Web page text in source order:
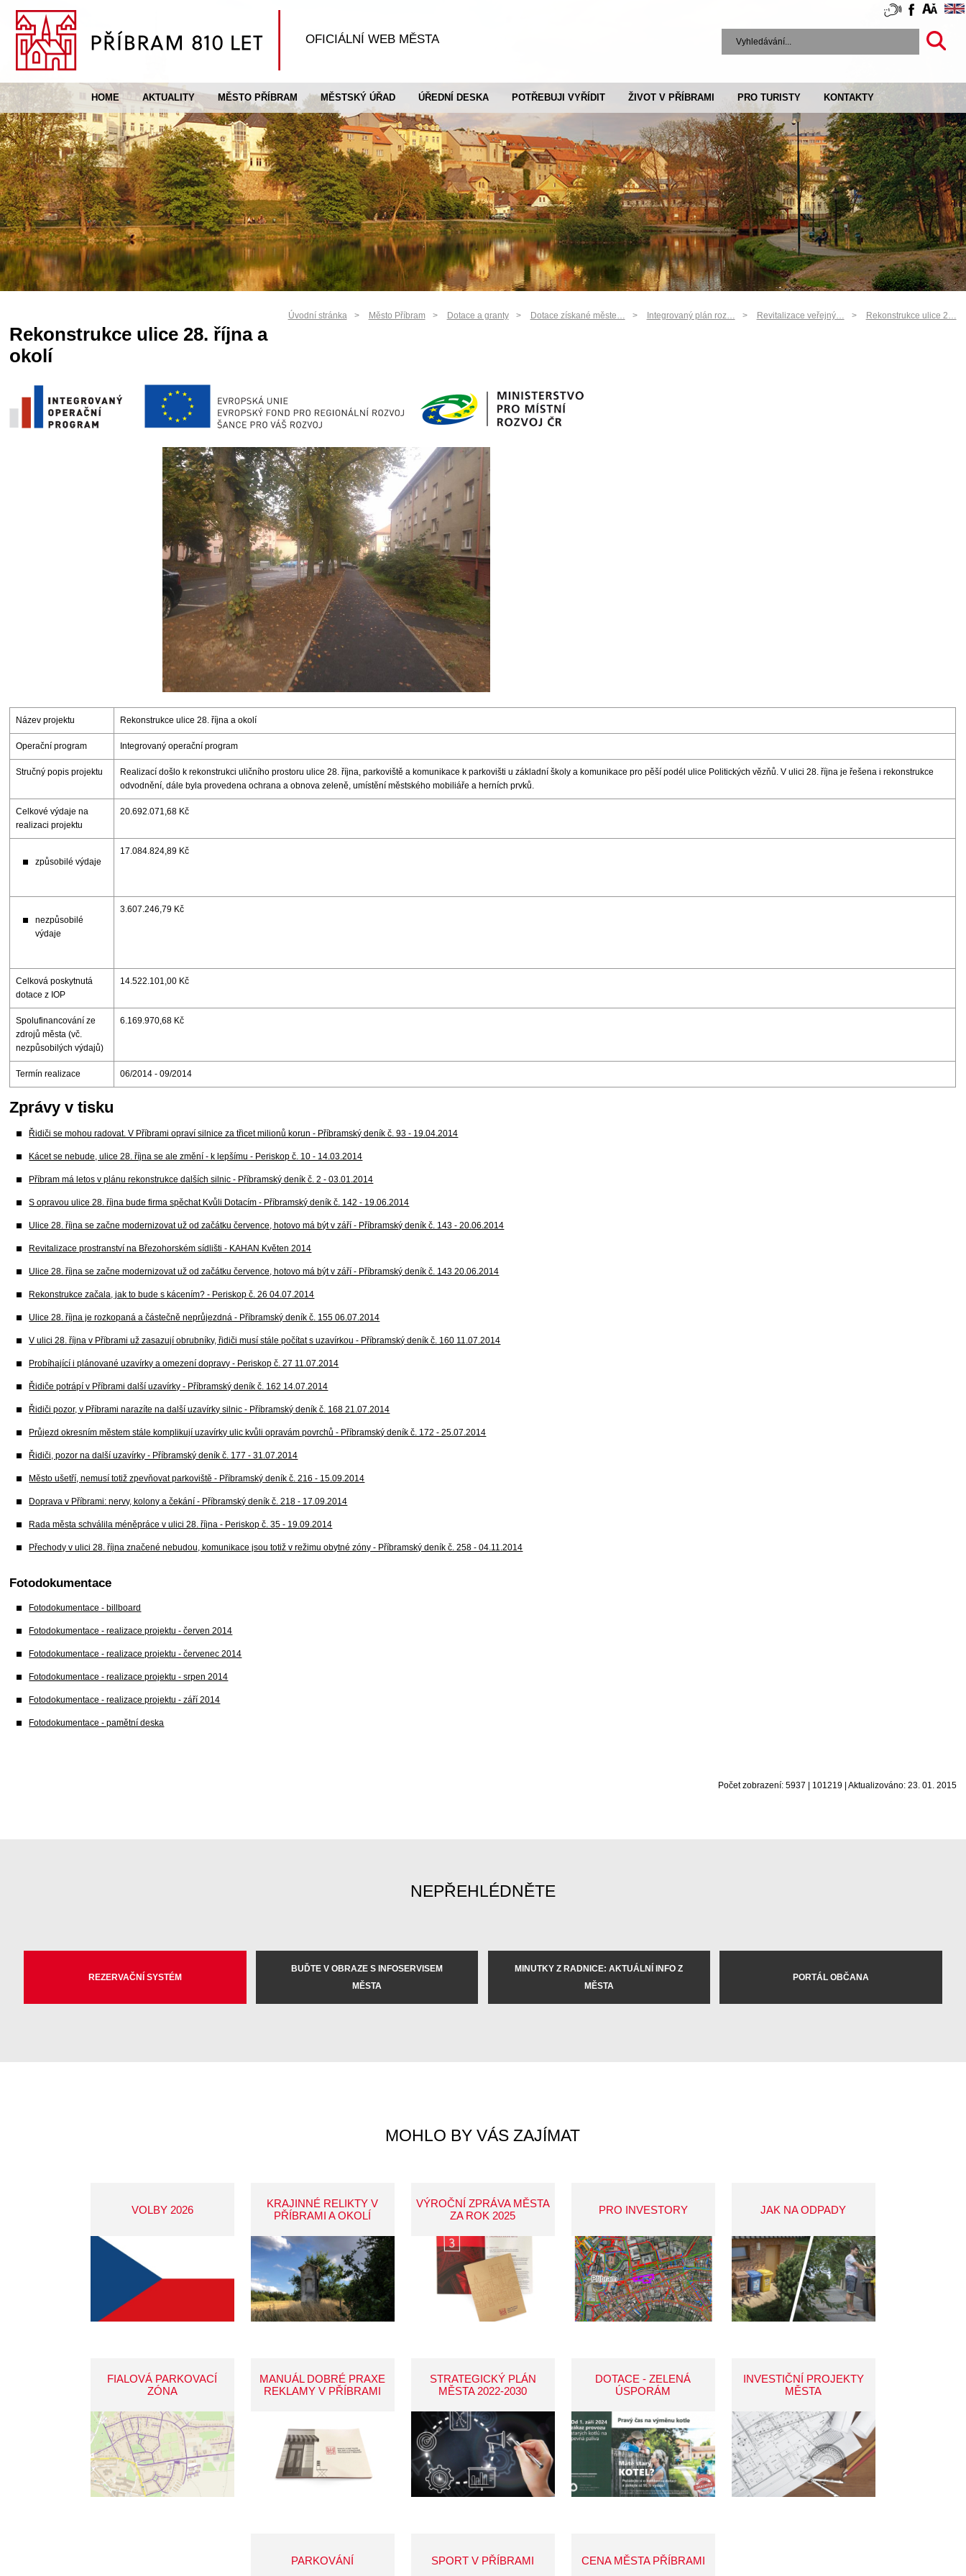
OFICIÁLNÍ WEB MĚSTA
HOME AKTUALITY MĚSTO PŘÍBRAM MĚSTSKÝ ÚŘAD ÚŘEDNÍ DESKA POTŘEBUJI VYŘÍDIT ŽIVOT V PŘÍBRAMI PRO TURISTY KONTAKTY
Úvodní stránka Město Příbram Dotace a granty Dotace získané měste… Integrovaný plán roz… Revitalizace veřejný… Rekonstrukce ulice 2…
Rekonstrukce ulice 28. října a
okolí
Název projektu Rekonstrukce ulice 28. října a okolí
Operační program Integrovaný operační program
Stručný popis projektu
Realizací došlo k rekonstrukci uličního prostoru ulice 28. října, parkoviště a komunikace k parkovišti u základní školy a komunikace pro pěší podél ulice Politických vězňů. V ulici 28. října je řešena i rekonstrukce
odvodnění, dále byla provedena ochrana a obnova zeleně, umístění městského mobiliáře a herních prvků.
Celkové výdaje na
realizaci projektu
20.692.071,68 Kč
způsobilé výdaje
17.084.824,89 Kč
nezpůsobilé
výdaje
3.607.246,79 Kč
Celková poskytnutá
dotace z IOP
14.522.101,00 Kč
Spolufinancování ze
zdrojů města (vč.
nezpůsobilých výdajů)
6.169.970,68 Kč
Termín realizace 06/2014 - 09/2014
Zprávy v tisku
Řidiči se mohou radovat. V Příbrami opraví silnice za třicet milionů korun - Příbramský deník č. 93 - 19.04.2014
Kácet se nebude, ulice 28. října se ale změní - k lepšímu - Periskop č. 10 - 14.03.2014
Příbram má letos v plánu rekonstrukce dalších silnic - Příbramský deník č. 2 - 03.01.2014
S opravou ulice 28. října bude firma spěchat Kvůli Dotacím - Příbramský deník č. 142 - 19.06.2014
Ulice 28. října se začne modernizovat už od začátku července, hotovo má být v září - Příbramský deník č. 143 - 20.06.2014
Revitalizace prostranství na Březohorském sídlišti - KAHAN Květen 2014
Ulice 28. října se začne modernizovat už od začátku července, hotovo má být v září - Příbramský deník č. 143 20.06.2014
Rekonstrukce začala, jak to bude s kácením? - Periskop č. 26 04.07.2014
Ulice 28. října je rozkopaná a částečně neprůjezdná - Příbramský deník č. 155 06.07.2014
V ulici 28. října v Příbrami už zasazují obrubníky, řidiči musí stále počítat s uzavírkou - Příbramský deník č. 160 11.07.2014
Probíhající i plánované uzavírky a omezení dopravy - Periskop č. 27 11.07.2014
Řidiče potrápí v Příbrami další uzavírky - Příbramský deník č. 162 14.07.2014
Řidiči pozor, v Příbrami narazíte na další uzavírky silnic - Příbramský deník č. 168 21.07.2014
Průjezd okresním městem stále komplikují uzavírky ulic kvůli opravám povrchů - Příbramský deník č. 172 - 25.07.2014
Řidiči, pozor na další uzavírky - Příbramský deník č. 177 - 31.07.2014
Město ušetří, nemusí totiž zpevňovat parkoviště - Příbramský deník č. 216 - 15.09.2014
Doprava v Příbrami: nervy, kolony a čekání - Příbramský deník č. 218 - 17.09.2014
Rada města schválila méněpráce v ulici 28. října - Periskop č. 35 - 19.09.2014
Přechody v ulici 28. října značené nebudou, komunikace jsou totiž v režimu obytné zóny - Příbramský deník č. 258 - 04.11.2014
Fotodokumentace
Fotodokumentace - billboard
Fotodokumentace - realizace projektu - červen 2014
Fotodokumentace - realizace projektu - červenec 2014
Fotodokumentace - realizace projektu - srpen 2014
Fotodokumentace - realizace projektu - září 2014
Fotodokumentace - pamětní deska
Počet zobrazení: 5937 | 101219 | Aktualizováno: 23. 01. 2015
NEPŘEHLÉDNĚTE
REZERVAČNÍ SYSTÉM
BUĎTE V OBRAZE S INFOSERVISEM
MĚSTA
MINUTKY Z RADNICE: AKTUÁLNÍ INFO Z
MĚSTA
PORTÁL OBČANA
MOHLO BY VÁS ZAJÍMAT
VOLBY 2026
KRAJINNÉ RELIKTY V
PŘÍBRAMI A OKOLÍ
VÝROČNÍ ZPRÁVA MĚSTA
ZA ROK 2025
PRO INVESTORY JAK NA ODPADY
FIALOVÁ PARKOVACÍ
ZÓNA
MANUÁL DOBRÉ PRAXE
REKLAMY V PŘÍBRAMI
STRATEGICKÝ PLÁN
MĚSTA 2022-2030
DOTACE - ZELENÁ
ÚSPORÁM
INVESTIČNÍ PROJEKTY
MĚSTA
PARKOVÁNÍ SPORT V PŘÍBRAMI CENA MĚSTA PŘÍBRAMI